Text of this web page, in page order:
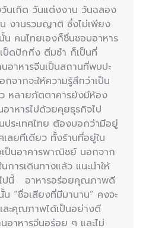
วันเกิด วันแต่งงาน วันฉลอง
งานรวมญาติ ซึ่งไม่เพียง
น คนไทยเองก็ชื่นชอบอาหาร
ป็ดปักกิ่ง ติ่มซำ ก็เป็นที่
อาหารจีนเป็นสถานที่พบปะ
จากจะให้ความรู้สึกว่าเป็น
หลายภัตตาคารยังมีห้อง
าหารไปด้วยคุยธุรกิจไป
ะเทศไทย ต้องบอกว่ามีอยู่
ลยทีเดียว ทั้งร้านที่อยู่ใน
เป็นอาคารพาณิชย์ นอกจาก
การเดินทางแล้ว แนะนำให้
ปนี้ อาหารอร่อยคุณภาพดี
“ชื่อเสียงที่มีมานาน” คงจะ
ะคุณภาพได้เป็นอย่างดี
าหารจีนอร่อย ๆ และไม่